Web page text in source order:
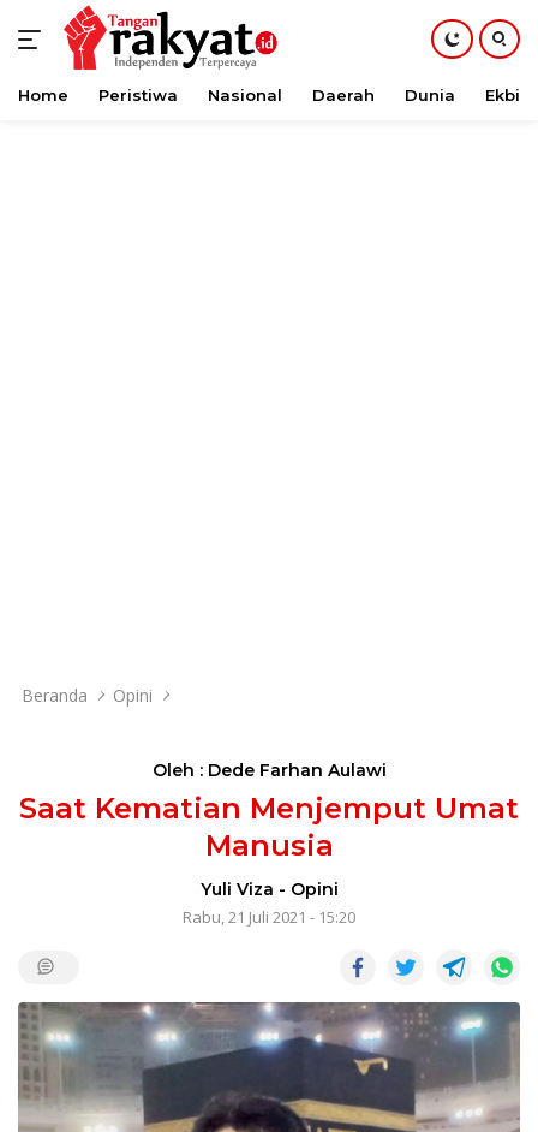
Langsung
Home Peristiwa Nasional Daerah Dunia Ekbis
Beranda Opini
Oleh : Dede Farhan Aulawi
Saat Kematian Menjemput Umat
Manusia
Yuli Viza - Opini
Rabu, 21 Juli 2021 - 15:20